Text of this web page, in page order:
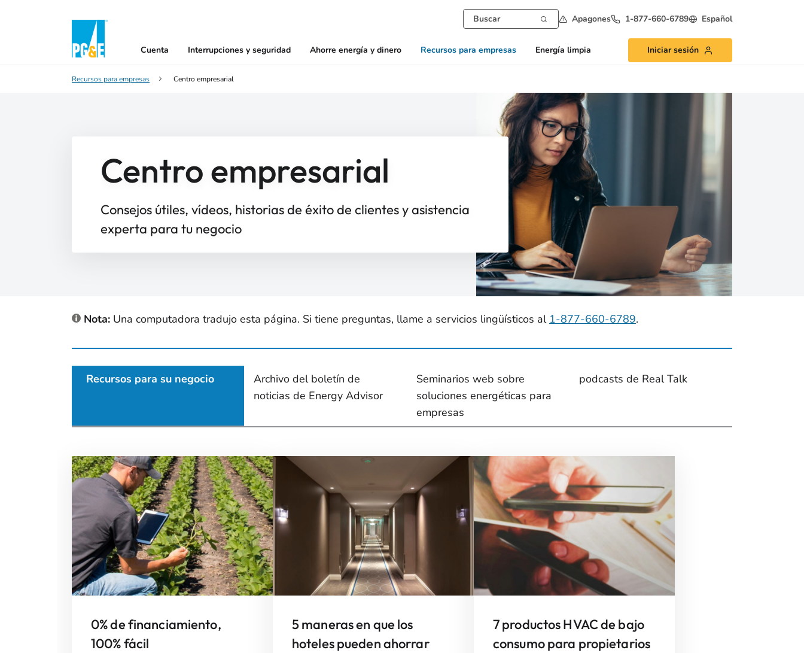
Apagones 1-877-660-6789 Español
Cuenta Interrupciones y seguridad Ahorre energía y dinero Recursos para empresas Energía limpia Iniciar sesión
Recursos para empresas Centro empresarial
Centro empresarial
Consejos útiles, vídeos, historias de éxito de clientes y asistencia
experta para tu negocio
Nota: Una computadora tradujo esta página. Si tiene preguntas, llame a servicios lingüísticos al 1-877-660-6789.
Recursos para su negocio
Archivo del boletín de
noticias de Energy Advisor
Seminarios web sobre
soluciones energéticas para
empresas
podcasts de Real Talk
0% de financiamiento,
100% fácil
5 maneras en que los
hoteles pueden ahorrar
7 productos HVAC de bajo
consumo para propietarios